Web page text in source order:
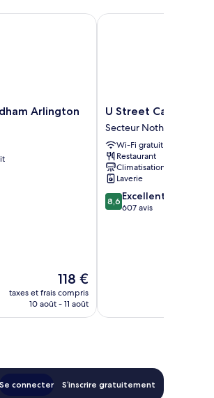
Arlington
Le
nouveau
prix
118 €
taxes et frais compris
10 août - 11 août
Arlington Pentagon
U
Street
Capsule
Hostel
Secteur
Nothwest
U Street Capsule
Secteur Nothwest
Wi-Fi gratuit
Restaurant
Climatisation
Laverie
8.6
sur
8,6 Excellent
607 avis
U Street Capsule
Se connecter S’inscrire gratuitement